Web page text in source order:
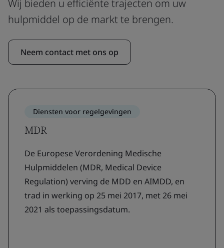
Wij bieden u efficiënte trajecten om uw
hulpmiddel op de markt te brengen.
Neem contact met ons op
Diensten voor regelgevingen
MDR
De Europese Verordening Medische
Hulpmiddelen (MDR, Medical Device
Regulation) verving de MDD en AIMDD, en
trad in werking op 25 mei 2017, met 26 mei
2021 als toepassingsdatum.